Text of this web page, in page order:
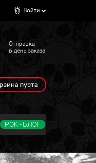
Войти
Отправка
в день заказа
пуста
РОК - БЛОГ